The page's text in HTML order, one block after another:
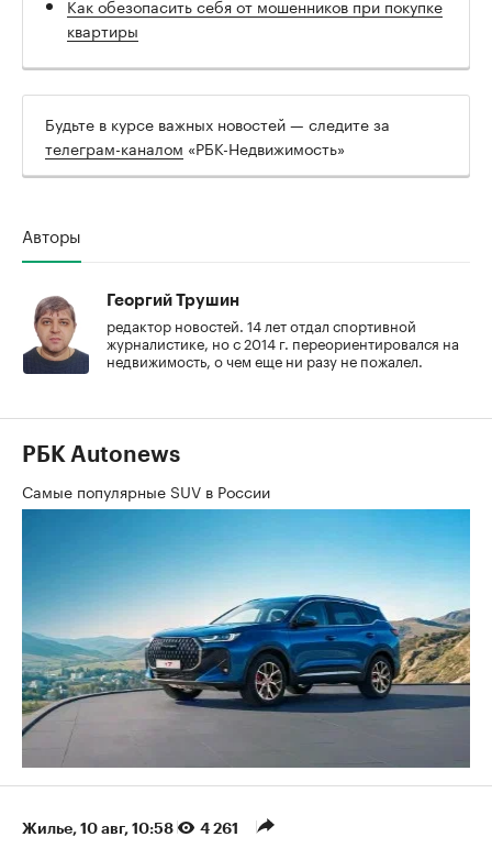
Как обезопасить себя от мошенников при покупке
квартиры
Будьте в курсе важных новостей — следите за
телеграм-каналом «РБК-Недвижимость»
Авторы
Георгий Трушин
редактор новостей. 14 лет отдал спортивной
журналистике, но с 2014 г. переориентировался на
недвижимость, о чем еще ни разу не пожалел.
РБК Autonews
Самые популярные SUV в России
Жилье 10 авг, 10:58 4 261